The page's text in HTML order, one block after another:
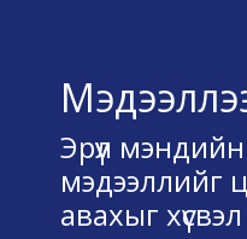
Эрүүл
мэдээллийг
авахыг хүсвэл
Үйлчилгээний нөхцөл
Нууц хадгалах тухай
Холбоо барих